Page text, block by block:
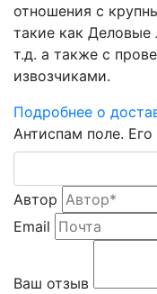
отношения с
такие как Деловые
т.д. а также с
извозчиками.
Подробнее о
Антиспам поле.
Автор
Email
Ваш отзыв